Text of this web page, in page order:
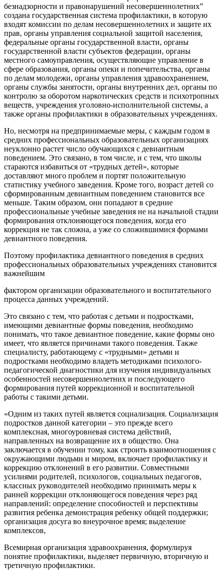
безнадзорности и правонарушений несовершеннолетних”
создана государственная система профилактики, в которую
входят комиссии по делам несовершеннолетних и защите их
прав, органы управления социальной защитой населения,
федеральные органы государственной власти, органы
государственной власти субъектов федерации, органы
местного самоуправления, осуществляющие управление в
сфере образования, органы опеки и попечительства, органы
по делам молодежи, органы управления здравоохранением,
органы службы занятости, органы внутренних дел, органы по
контролю за оборотом наркотических средств и психотропных
веществ, учреждения уголовно-исполнительной системы, а
также органы профилактики в образовательных учреждениях.
Но, несмотря на предпринимаемые меры, с каждым годом в
средних профессиональных образовательных организациях
неуклонно растет число обучающихся с девиантным
поведением. Это связано, в том числе, и с тем, что школы
стараются избавиться от «трудных детей», которые
доставляют много проблем и портят положительную
статистику учебного заведения. Кроме того, возраст детей со
сформированным девиантным поведением становится все
меньше. Таким образом, они попадают в средние
профессиональные учебные заведения не на начальной стадии
формирования отклоняющегося поведения, когда его
коррекция не так сложна, а уже со сложившимися формами
девиантного поведения.
Поэтому профилактика девиантного поведения в средних
профессиональных образовательных учреждениях становится
важнейшим
фактором организации образовательного и воспитательного
процесса данных учреждений.
Это связано с тем, что работая с детьми и подростками,
имеющими девиантные формы поведения, необходимо
понимать, что такое девиантное поведение, какие формы оно
имеет, что является причинами такого поведения. Также
специалисту, работающему с «трудными» детьми и
подростками необходимо владеть методиками психолого-
педагогической диагностики для изучения индивидуальных
особенностей несовершеннолетних и последующего
формирования путей коррекционной и воспитательной
работы с такими детьми.
«Одним из таких путей является социализация. Социализация
подростков данной категории – это прежде всего
комплексная, многоуровневая система действий,
направленных на возвращение их в общество. Она
заключается в обучении тому, как строить взаимоотношения с
окружающими людьми и миром, включает профилактику и
коррекцию отклонений в его развитии. Совместными
усилиями родителей, психологов, социальных педагогов,
классных руководителей необходимо принимать меры к
ранней коррекции отклоняющегося поведения через ряд
направлений: определение способностей и перспективы
развития ребенка демонстрация ребенку общей поддержки;
организация досуга во внеурочное время; выделение
комплексов,
Всемирная организация здравоохранения, формулируя
понятие профилактики, выделяет первичную, вторичную и
третичную профилактики.